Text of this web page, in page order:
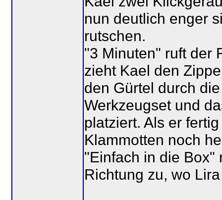
nun deutlich enger
rutschen.
"3 Minuten" ruft der
zieht Kael den
den Gürtel durch
Werkzeugset und
platziert. Als er
Klammotten noch
"Einfach in die Box"
Richtung zu, wo